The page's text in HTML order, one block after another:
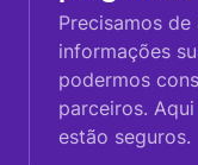
Precisamos de
informações
podermos
parceiros.
estão seguros.